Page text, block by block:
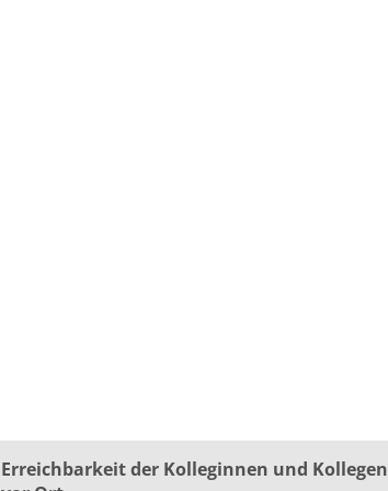
Erreichbarkeit der Kolleginnen und Kollegen